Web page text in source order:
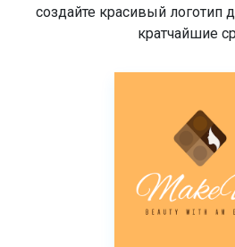
создайте красивый логотип
кратчайшие